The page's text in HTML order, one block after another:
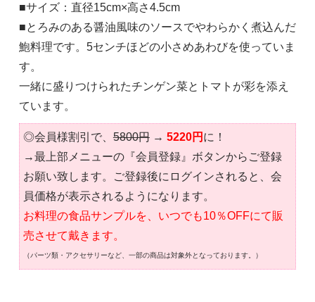
■サイズ：直径15cm×高さ4.5cm
■とろみのある醤油風味のソースでやわらかく煮込んだ
鮑料理です。5センチほどの小さめあわびを使っていま
す。
一緒に盛りつけられたチンゲン菜とトマトが彩を添え
ています。
◎会員様割引で、5800円→ 5220円 に！
→最上部メニューの『会員登録』ボタンからご登録
お願い致します。ご登録後にログインされると、会
員価格が表示されるようになります。
お料理の食品サンプルを、いつでも10％OFFにて販
売させて戴きます。
（パーツ類・アクセサリーなど、一部の商品は対象外となっております。）